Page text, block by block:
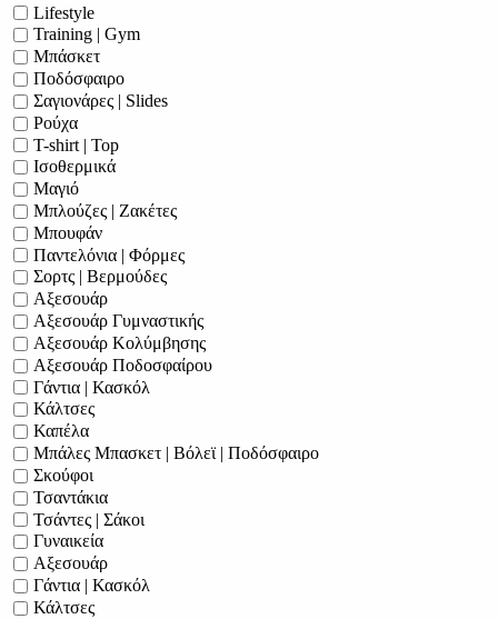
Lifestyle
Training | Gym
Μπάσκετ
Ποδόσφαιρο
Σαγιονάρες | Slides
Ρούχα
T-shirt | Top
Ισοθερμικά
Μαγιό
Μπλούζες | Ζακέτες
Μπουφάν
Παντελόνια | Φόρμες
Σορτς | Βερμούδες
Αξεσουάρ
Αξεσουάρ Γυμναστικής
Αξεσουάρ Κολύμβησης
Αξεσουάρ Ποδοσφαίρου
Γάντια | Κασκόλ
Κάλτσες
Καπέλα
Μπάλες Μπασκετ | Βόλεϊ | Ποδόσφαιρο
Σκούφοι
Τσαντάκια
Τσάντες | Σάκοι
Γυναικεία
Αξεσουάρ
Γάντια | Κασκόλ
Κάλτσες